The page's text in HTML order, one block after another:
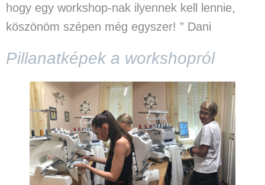
hogy egy workshop-nak ilyennek kell lennie,
köszönöm szépen még egyszer! ” Dani
Pillanatképek a workshopról